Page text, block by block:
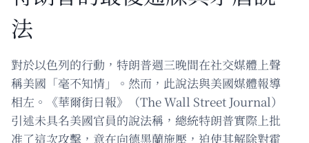
法
對於以色列的行動，特朗普週三晚間在社交媒體上聲
稱美國「毫不知情」。然而，此說法與美國媒體報導
相左。《華爾街日報》（The Wall Street Journal）
引述未具名美國官員的說法稱，總統特朗普實際上批
准了這次攻擊，意在向德黑蘭施壓，迫使其解除對霍